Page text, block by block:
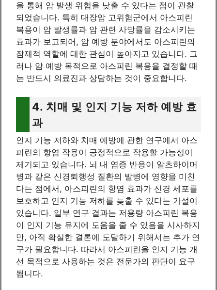
을 통해 암 발생 위험을 낮출 수 있다는 점이 관찰
되었습니다. 특히 대장암 고위험군에서 아스피린
복용이 암 발생률과 암 관련 사망률을 감소시키는
효과가 보고되어, 암 예방 분야에서도 아스피린의
잠재적 역할에 대한 관심이 높아지고 있습니다. 그
러나 암 예방 목적으로 아스피린 복용을 결정할 때
는 반드시 의료진과 상담하는 것이 중요합니다.
4. 치매 및 인지 기능 저하 예방 효
과
인지 기능 저하와 치매 예방에 관한 연구에서 아스
피린의 항염 작용이 긍정적으로 작용할 가능성이
제기되고 있습니다. 뇌 내 염증 반응이 알츠하이머
병과 같은 신경퇴행성 질환의 발병에 영향을 미친
다는 점에서, 아스피린의 항염 효과가 신경 세포를
보호하고 인지 기능 저하를 늦출 수 있다는 가설이
있습니다. 일부 연구 결과는 저용량 아스피린 복용
이 인지 기능 유지에 도움을 줄 수 있음을 시사하지
만, 아직 확실한 결론에 도달하기 위해서는 추가 연
구가 필요합니다. 따라서 아스피린을 인지 기능 개
선 목적으로 사용하는 것은 전문가의 판단이 요구
됩니다.